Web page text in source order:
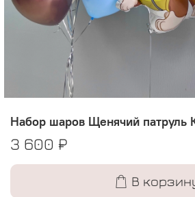
Набор шаров Щенячий патруль
3 600 ₽
В